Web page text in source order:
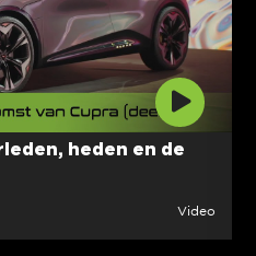
heden en de
Video